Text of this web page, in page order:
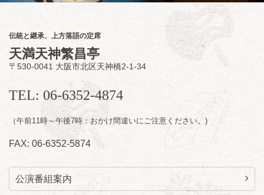
笑福亭智之介「昭和任侠伝」「天王寺詣り」
／桂力造「桃太郎」「本膳」／桂二豆「開口
開演：午前10時（9時30分 開場
）
前売2,000円 当日 2,500円
お問合せ：智之介・力造 二人会事務局 090-
7762-6268
伝統と継承、上方落語の定席
天満天神繁昌亭
〒530-0041 大阪市北区天神橋2-1-34
TEL: 06-6352-4874
（午前11時～午後7時：おかけ間違いにご注意ください。)
FAX: 06-6352-5874
公演番組案内